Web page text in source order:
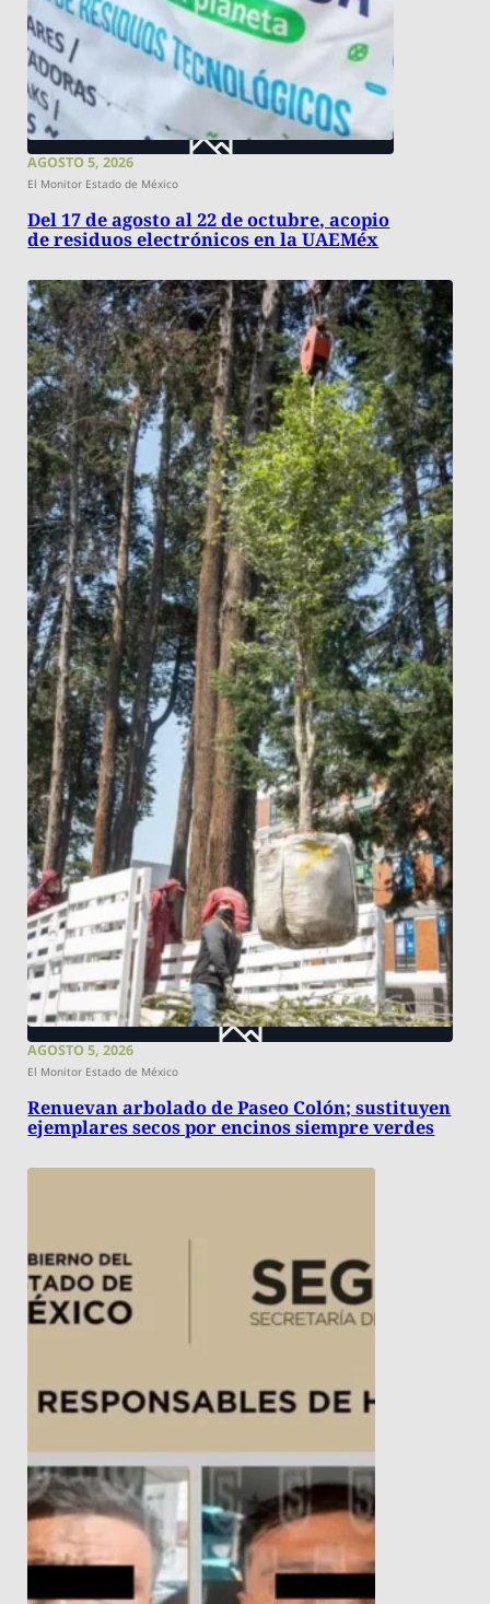
AGOSTO 5, 2026
El Monitor Estado de México
Del 17 de agosto al 22 de octubre, acopio
de residuos electrónicos en la UAEMéx
AGOSTO 5, 2026
El Monitor Estado de México
Renuevan arbolado de Paseo Colón; sustituyen
ejemplares secos por encinos siempre verdes